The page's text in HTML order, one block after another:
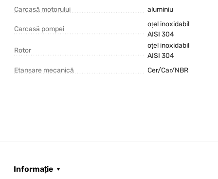
Carcasă motorului aluminiu
Carcasă pompei
oțel inoxidabil
AISI 304
Rotor
oțel inoxidabil
AISI 304
Etanșare mecanică
Cer/Car/NBR
Informație